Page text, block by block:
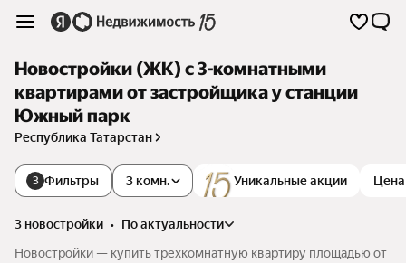
Новостройки (ЖК) с 3-комнатными
квартирами от застройщика у станции
Южный парк
Республика Татарстан
3 Фильтры Уникальные акции Цена
3 комн.
3 новостройки •
по актуальности
Новостройки — купить трехкомнатную квартиру площадью от